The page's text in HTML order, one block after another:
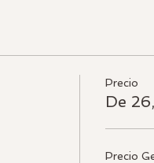
Precio
De
Precio